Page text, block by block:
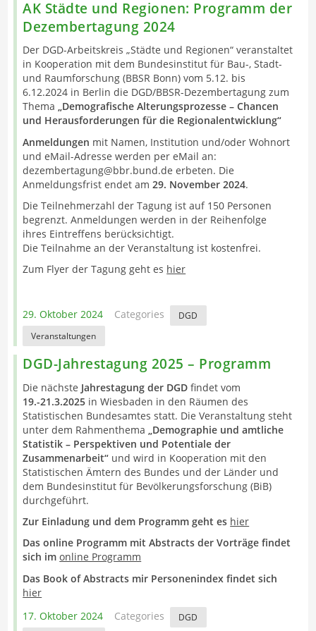
AK Städte und Regionen: Programm der
Dezembertagung 2024
Der DGD-Arbeitskreis „Städte und Regionen“ veranstaltet
in Kooperation mit dem Bundesinstitut für Bau-, Stadt-
und Raumforschung (BBSR Bonn) vom 5.12. bis
6.12.2024 in Berlin die DGD/BBSR-Dezembertagung zum
Thema„Demografische Alterungsprozesse – Chancen
und Herausforderungen für die Regionalentwicklung“
Anmeldungen mit Namen, Institution und/oder Wohnort
und eMail-Adresse werden per eMail an:
dezembertagung@bbr.bund.de erbeten. Die
Anmeldungsfrist endet am29. November 2024.
Die Teilnehmerzahl der Tagung ist auf 150 Personen
begrenzt. Anmeldungen werden in der Reihenfolge
ihres Eintreffens berücksichtigt.
Die Teilnahme an der Veranstaltung ist kostenfrei.
Zum Flyer der Tagung geht es hier
29. Oktober 2024 Categories
DGD
Veranstaltungen
DGD-Jahrestagung 2025 – Programm
Die nächste Jahrestagung der DGD findet vom
19.-21.3.2025 in Wiesbaden in den Räumen des
Statistischen Bundesamtes statt. Die Veranstaltung steht
unter dem Rahmenthema
„Demographie und amtliche
Statistik – Perspektiven und Potentiale der
Zusammenarbeit“ und wird in Kooperation mit den
Statistischen Ämtern des Bundes und der Länder und
dem Bundesinstitut für Bevölkerungsforschung (BiB)
durchgeführt.
Zur Einladung und dem Programm geht es hier
Das online Programm mit Abstracts der Vorträge findet
sich imonline Programm
Das Book of Abstracts mir Personenindex findet sich
hier
17. Oktober 2024
Categories
DGD